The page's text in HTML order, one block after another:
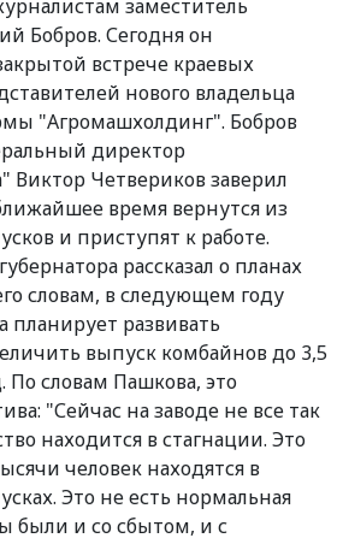
заместитель
Бобров. Сегодня он
встрече краевых
нового владельца
"Агромашхолдинг". Бобров
директор
Виктор Четвериков заверил
время вернутся из
и приступят к работе.
рассказал о планах
словам, в следующем году
планирует развивать
выпуск комбайнов до 3,5
словам Пашкова, это
"Сейчас на заводе не все так
находится в стагнации. Это
человек находятся в
Это не есть нормальная
были и со сбытом, и с